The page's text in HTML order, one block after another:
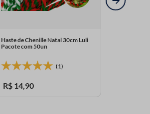
Haste de Chenille Natal 30cm Luli
Pacote com 50un
(1)
R$ 14 90